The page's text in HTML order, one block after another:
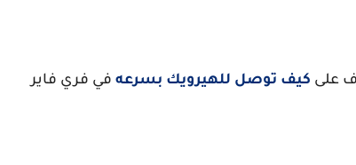
كيف توصل للهيرويك بسرعه في فري فاير